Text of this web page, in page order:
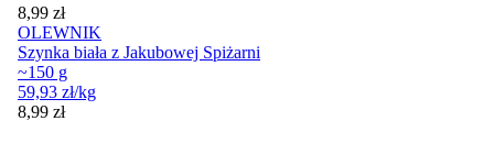
Cena
8,99 zł
OLEWNIK
Szynka biała z Jakubowej Spiżarni
~150 g
59,93 zł/kg
Cena
8,99 zł